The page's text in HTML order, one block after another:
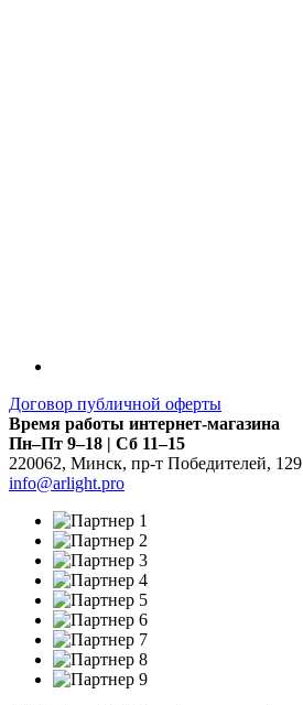
Договор публичной оферты
Время работы интернет-магазина
Пн–Пт 9–18 | Сб 11–15
220062, Минск, пр-т Победителей, 129
info@arlight.pro